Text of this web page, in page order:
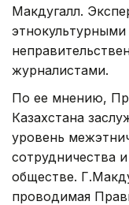
Макдугалл.
журналистами.
По ее мнению,
Казахстана
уровень
сотрудничества
обществе.
проводимая